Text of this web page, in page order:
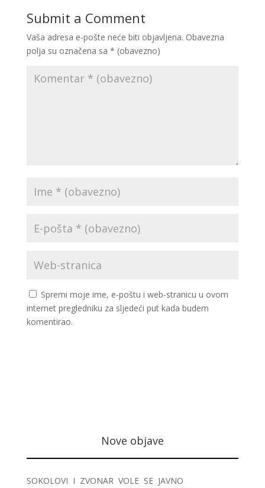
Submit a Comment
Vaša adresa e-pošte neće biti objavljena. Obavezna
polja su označena sa * (obavezno)
Spremi moje ime, e-poštu i web-stranicu u ovom
internet pregledniku za sljedeći put kada budem
komentirao.
Nove objave
SOKOLOVI I ZVONAR VOLE SE JAVNO